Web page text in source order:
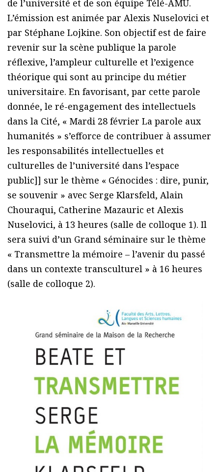
de l’université et de son équipe Télé-AMU.
L’émission est animée par Alexis Nuselovici et
par Stéphane Lojkine. Son objectif est de faire
revenir sur la scène publique la parole
réflexive, l’ampleur culturelle et l’exigence
théorique qui sont au principe du métier
universitaire. En favorisant, par cette parole
donnée, le ré-engagement des intellectuels
dans la Cité, « Mardi 28 février La parole aux
humanités » s’efforce de contribuer à assumer
les responsabilités intellectuelles et
culturelles de l’université dans l’espace
public]] sur le thème « Génocides : dire, punir,
se souvenir » avec Serge Klarsfeld, Alain
Chouraqui, Catherine Mazauric et Alexis
Nuselovici, à 13 heures (salle de colloque 1). Il
sera suivi d’un Grand séminaire sur le thème
« Transmettre la mémoire – l’avenir du passé
dans un contexte transculturel » à 16 heures
(salle de colloque 2).